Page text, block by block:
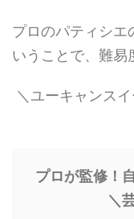
プロのパティシエ
いうことで、難易
＼ユーキャンス
プロが監修！
＼